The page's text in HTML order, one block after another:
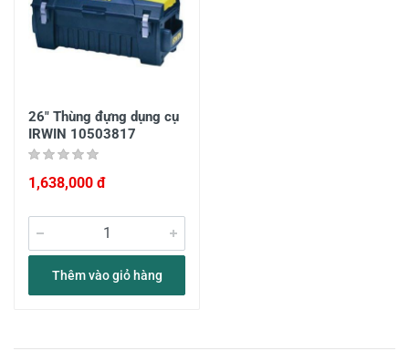
26" Thùng đựng dụng cụ
IRWIN 10503817
1,638,000 đ
Thêm vào giỏ hàng